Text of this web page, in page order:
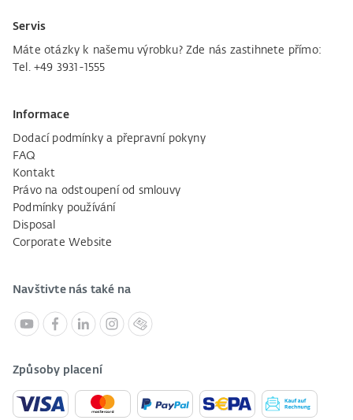
Servis
Máte otázky k našemu výrobku? Zde nás zastihnete přímo:
Tel. +49 3931-1555
Informace
Dodací podmínky a přepravní pokyny
FAQ
Kontakt
Právo na odstoupení od smlouvy
Podmínky používání
Disposal
Corporate Website
Navštivte nás také na
Způsoby placení